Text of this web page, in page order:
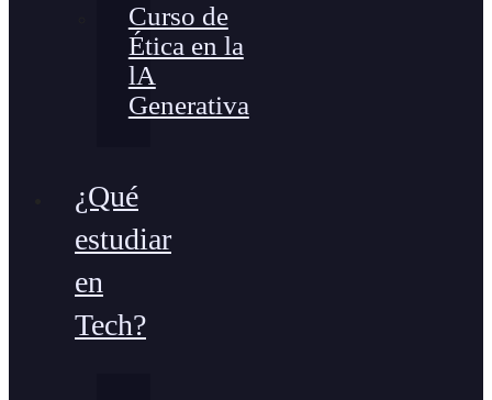
Curso de
Ética en la
lA
Generativa
¿Qué
estudiar
en
Tech?